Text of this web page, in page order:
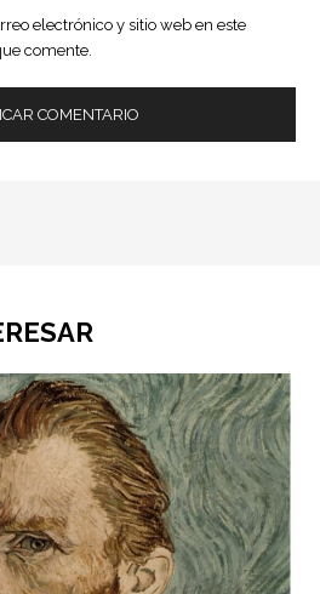
electrónico y sitio web en este
comente.